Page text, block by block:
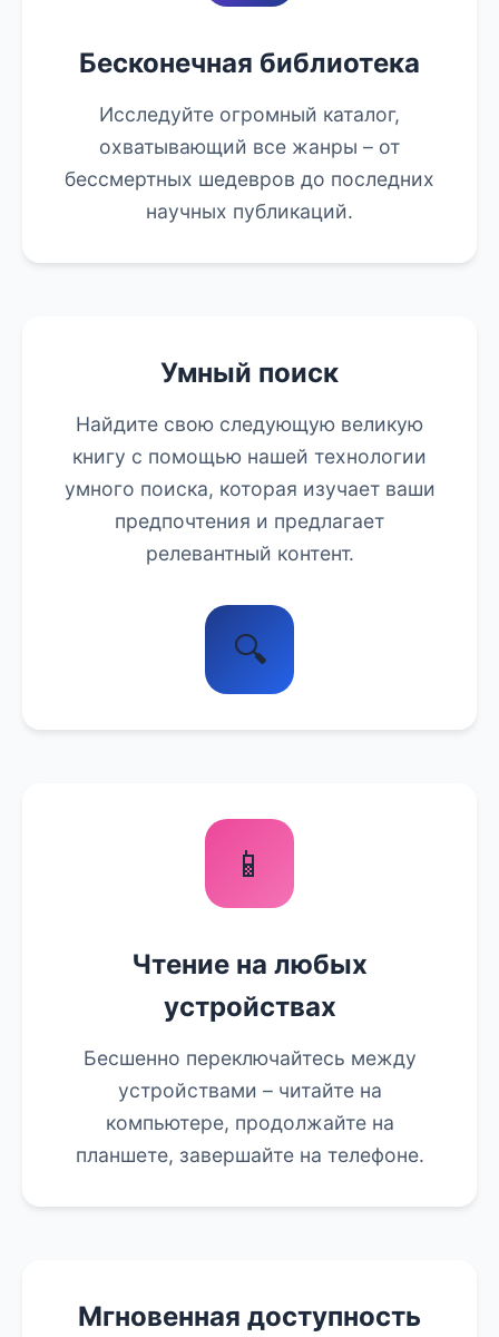
Бесконечная библиотека
Исследуйте огромный каталог,
охватывающий все жанры – от
бессмертных шедевров до последних
научных публикаций.
Умный поиск
Найдите свою следующую великую
книгу с помощью нашей технологии
умного поиска, которая изучает ваши
предпочтения и предлагает
релевантный контент.
🔍
📱
Чтение на любых
устройствах
Бесшенно переключайтесь между
устройствами – читайте на
компьютере, продолжайте на
планшете, завершайте на телефоне.
Мгновенная доступность